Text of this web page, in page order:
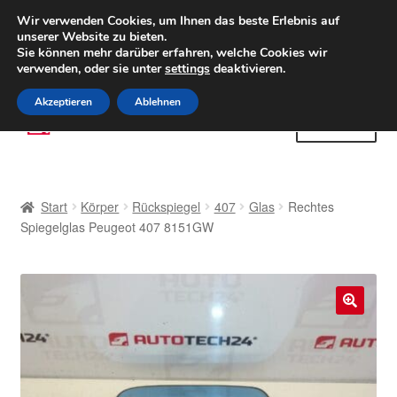
LIEFERUNG ab 6 EUR
Weltweiter Versand
(800) 500 564Mo-Fr 9-16 Uhr
Zur
Navigation
Zum
Inhalt
AGB
Datenschutz-Bestimmungen
Start Körper Rückspiegel 407 Glas
Rechtes
Spiegelglas Peugeot 407 8151GW
Wir verwenden Cookies, um Ihnen das beste Erlebnis auf
unserer Website zu bieten.
Sie können mehr darüber erfahren, welche Cookies wir
verwenden, oder sie untersettings deaktivieren.
Akzeptieren Ablehnen